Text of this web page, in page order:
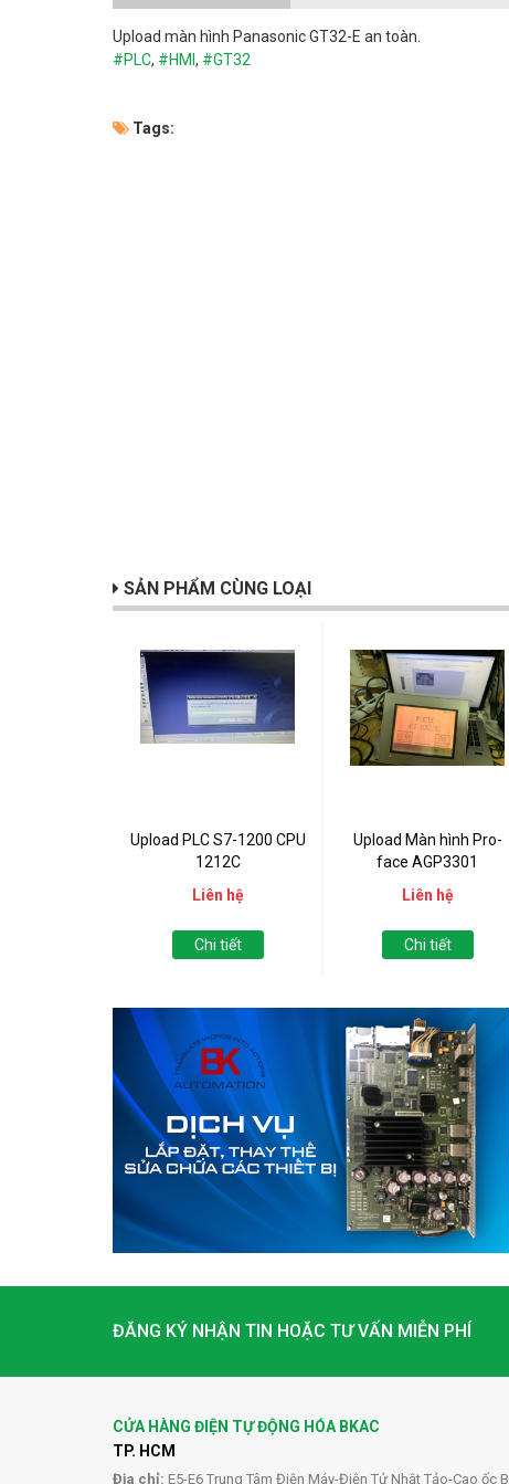
Upload màn hình Panasonic GT32-E an toàn.
#PLC, #HMI , #GT32
Tags:
SẢN PHẨM CÙNG LOẠI
Upload PLC S7-1200 CPU
1212C
Liên hệ
Chi tiết
Upload Màn hình Pro-
face AGP3301
Liên hệ
Chi tiết
ĐĂNG KÝ NHẬN TIN HOẶC TƯ VẤN MIỄN PHÍ
CỬA HÀNG ĐIỆN TỰ ĐỘNG HÓA BKAC
TP. HCM
Địa chỉ: E5-E6 Trung Tâm Điện Máy-Điện Tử Nhật Tảo-Cao ốc B